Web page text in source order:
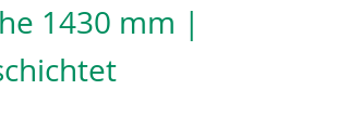
1430 mm |